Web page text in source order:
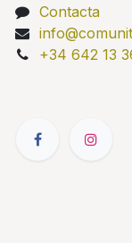
Contacta
+34 642 13